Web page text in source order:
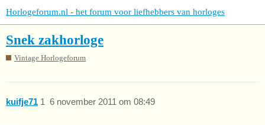
Horlogeforum.nl - het forum voor liefhebbers van horloges
Snek zakhorloge
Vintage Horlogeforum
kuifje71 6 november 2011 om 08:49
1